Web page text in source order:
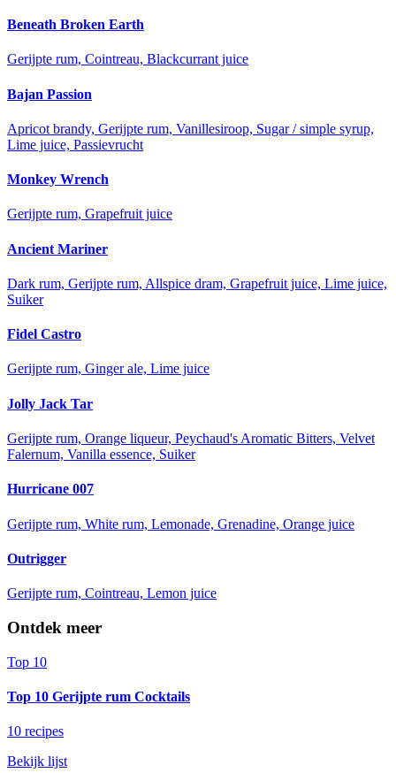
Beneath Broken Earth
Gerijpte rum, Cointreau, Blackcurrant juice
Bajan Passion
Apricot brandy, Gerijpte rum, Vanillesiroop, Sugar / simple syrup,
Lime juice, Passievrucht
Monkey Wrench
Gerijpte rum, Grapefruit juice
Ancient Mariner
Dark rum, Gerijpte rum, Allspice dram, Grapefruit juice, Lime juice,
Suiker
Fidel Castro
Gerijpte rum, Ginger ale, Lime juice
Jolly Jack Tar
Gerijpte rum, Orange liqueur, Peychaud's Aromatic Bitters, Velvet
Falernum, Vanilla essence, Suiker
Hurricane 007
Gerijpte rum, White rum, Lemonade, Grenadine, Orange juice
Outrigger
Gerijpte rum, Cointreau, Lemon juice
Ontdek meer
Top 10
Top 10 Gerijpte rum Cocktails
10 recipes
Bekijk lijst